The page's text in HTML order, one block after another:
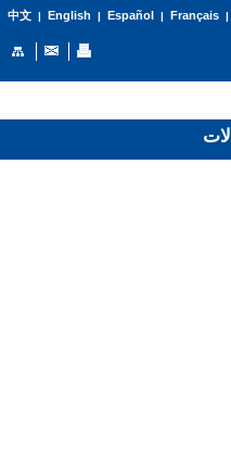
中文| English | Español | Français|